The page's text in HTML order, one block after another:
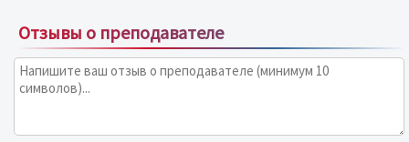
Отзывы о преподавателе